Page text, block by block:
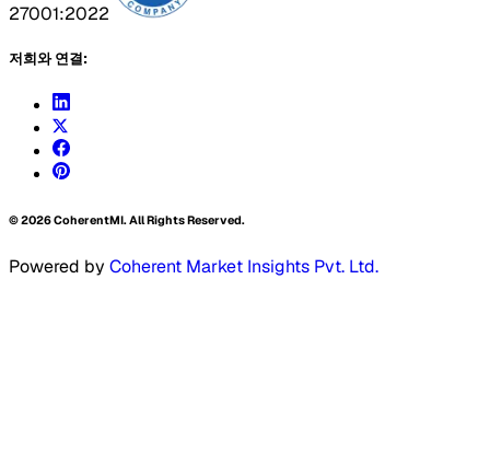
27001:2022
저희와 연결:
©2026CoherentMI. All Rights Reserved.
Powered by Coherent Market Insights Pvt. Ltd.